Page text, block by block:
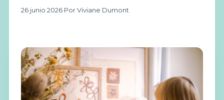
26 junio 2026·Por Viviane Dumont